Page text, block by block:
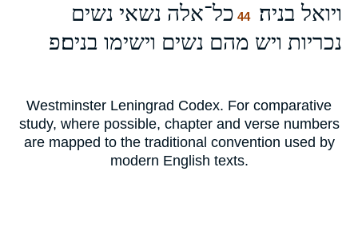
ויואל בניה׃
44 כל־אלה נשאי נשים
נכריות ויש מהם נשים וישימו בנים׃פ
Westminster Leningrad Codex. For comparative
study, where possible, chapter and verse numbers
are mapped to the traditional convention used by
modern English texts.